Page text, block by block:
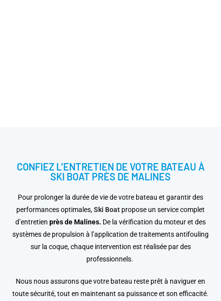
CONFIEZ L’ENTRETIEN DE VOTRE BATEAU À
SKI BOAT PRÈS DE MALINES
Pour prolonger la durée de vie de votre bateau et garantir des
performances optimales,Ski Boat propose un service complet
d’entretien près de Malines. De la vérification du moteur et des
systèmes de propulsion à l’application de traitements antifouling
sur la coque, chaque intervention est réalisée par des
professionnels.
Nous nous assurons que votre bateau reste prêt à naviguer en
toute sécurité, tout en maintenant sa puissance et son efficacité.